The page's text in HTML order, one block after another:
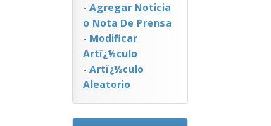
- Agregar Noticia
o Nota De Prensa
- Modificar
Artï¿½culo
- Artï¿½culo
Aleatorio